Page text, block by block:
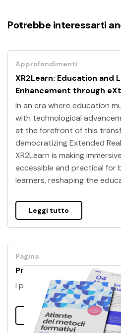
Potrebbe interessarti
Approfondimenti
XR2Learn: Education and
Enhancement through
In an era where education
with technological
at the forefront of this
democratizing Extended
XR2Learn is making
accessible and practical for
learners, reshaping the
Leggi tutto
Pagina
Progetti finanziati
I progetti finanziati di Skilla.
Leggi tutto